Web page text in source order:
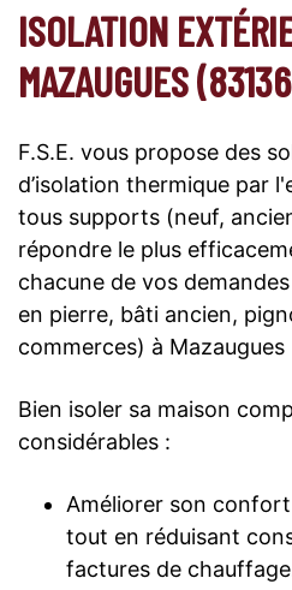
ISOLATION
MAZAUGUES
F.S.E. vous propose des
d’isolation thermique par
tous supports (neuf,
répondre le plus
chacune de vos
en pierre, bâti ancien,
commerces) à Mazaugues
Bien isoler sa maison
considérables :
Améliorer son confort
tout en réduisant
factures de